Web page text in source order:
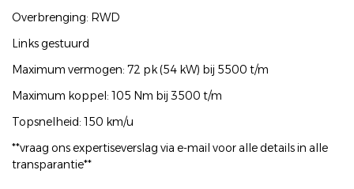
Overbrenging: RWD
Links gestuurd
Maximum vermogen: 72 pk (54 kW) bij 5500 t/m
Maximum koppel: 105 Nm bij 3500 t/m
Topsnelheid: 150 km/u
**vraag ons expertiseverslag via e-mail voor alle details in alle
transparantie**